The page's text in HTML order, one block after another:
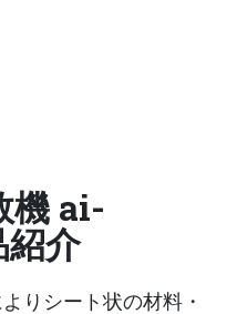
機 ai-
介
りシート状の材料・